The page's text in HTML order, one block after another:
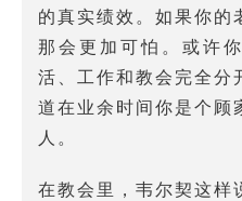
的真实绩效。如果你的
那会更加可怕。或许
活、工作和教会完全分
道在业余时间你是个顾
人。
在教会里，韦尔契这样